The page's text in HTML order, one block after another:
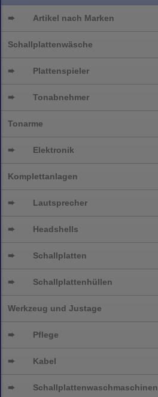
➨ Artikel nach Marken
Schallplattenwäsche
➨ Plattenspieler
➨ Tonabnehmer
Tonarme
➨ Elektronik
Komplettanlagen
➨ Lautsprecher
➨ Headshells
➨ Schallplatten
➨ Schallplattenhüllen
Werkzeug und Justage
➨ Pflege
➨ Kabel
➨ Schallplattenwaschmaschinen